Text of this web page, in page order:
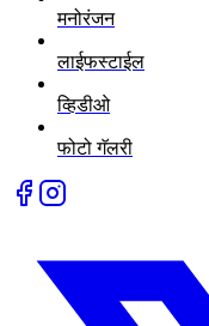
मनोरंजन
लाईफस्टाईल
व्हिडीओ
फोटो गॅलरी